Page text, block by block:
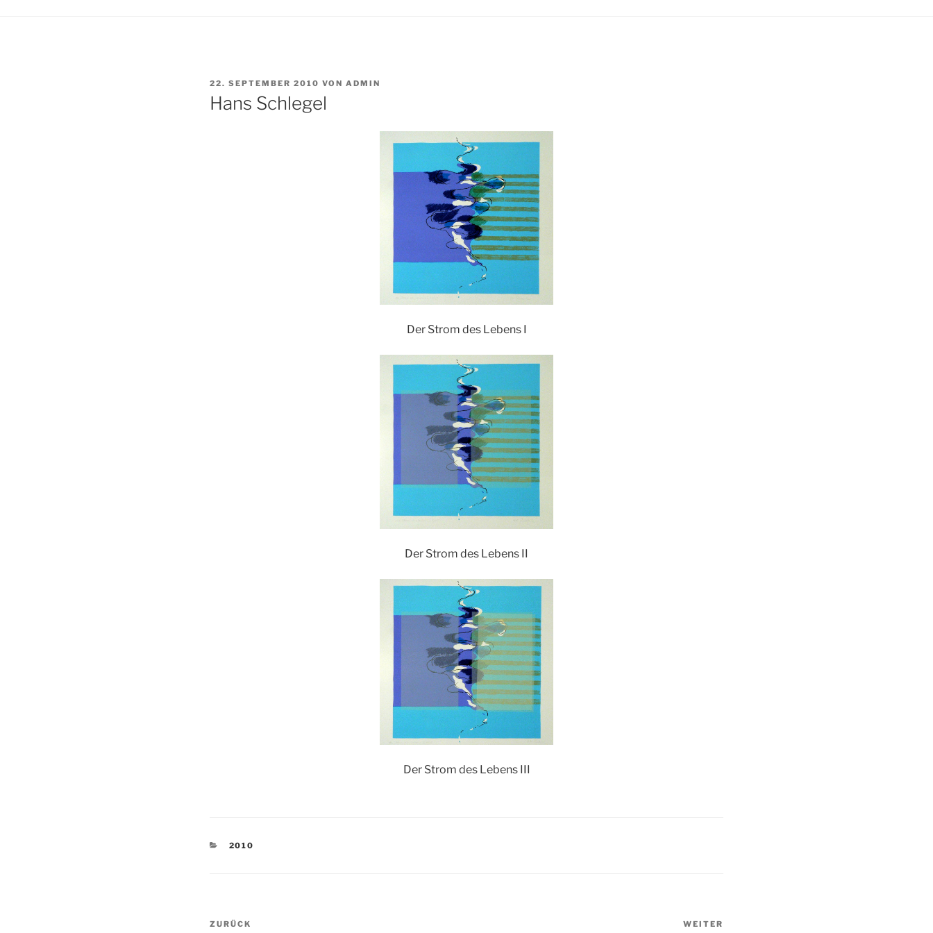
VERÖFFENTLICHT
AM
22. SEPTEMBER 2010 VON ADMIN
Hans Schlegel
Der Strom des Lebens I
Der Strom des Lebens II
Der Strom des Lebens III
KATEGORIEN
2010
Beitragsnavigation
Vorheriger
ZURÜCK WEITER